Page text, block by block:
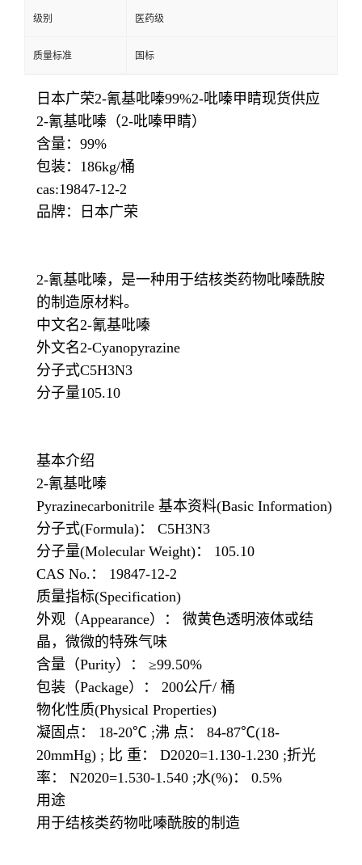
级别 医药级
质量标准 国标
日本广荣2-氰基吡嗪99%2-吡嗪甲睛现货供应
2-氰基吡嗪（2-吡嗪甲睛）
含量：99%
包装：186kg/桶
cas:19847-12-2
品牌：日本广荣
2-氰基吡嗪，是一种用于结核类药物吡嗪酰胺
的制造原材料。
中文名2-氰基吡嗪
外文名2-Cyanopyrazine
分子式C5H3N3
分子量105.10
基本介绍
2-氰基吡嗪
Pyrazinecarbonitrile 基本资料(Basic Information)
分子式(Formula)： C5H3N3
分子量(Molecular Weight)： 105.10
CAS No.： 19847-12-2
质量指标(Specification)
外观（Appearance）： 微黄色透明液体或结
晶，微微的特殊气味
含量（Purity）： ≥99.50%
包装（Package）： 200公斤/ 桶
物化性质(Physical Properties)
凝固点： 18-20℃ ;沸 点： 84-87℃(18-
20mmHg) ; 比 重： D2020=1.130-1.230 ;折光
率： N2020=1.530-1.540 ;水(%)： 0.5%
用途
用于结核类药物吡嗪酰胺的制造